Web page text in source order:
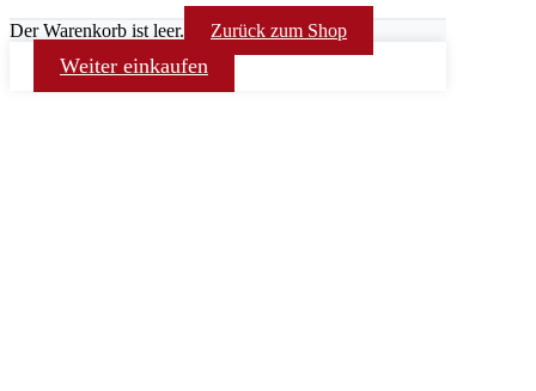
Der Warenkorb ist leer. Zurück zum Shop
Weiter einkaufen